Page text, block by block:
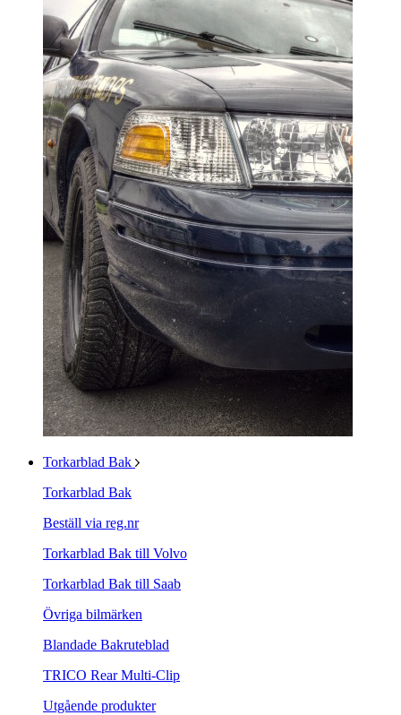
Torkarblad Bak
Torkarblad Bak
Beställ via reg.nr
Torkarblad Bak till Volvo
Torkarblad Bak till Saab
Övriga bilmärken
Blandade Bakruteblad
TRICO Rear Multi-Clip
Utgående produkter